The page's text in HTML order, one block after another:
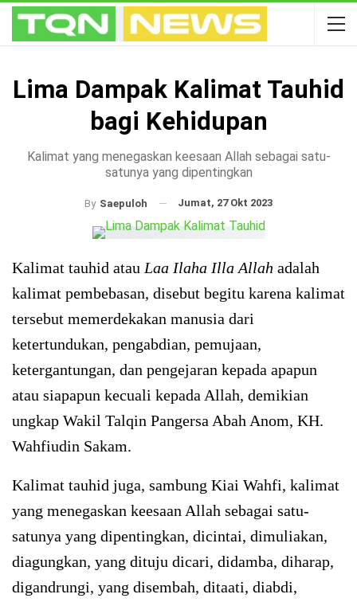
Lima Dampak Kalimat Tauhid
bagi Kehidupan
Kalimat yang menegaskan keesaan Allah sebagai satu-
satunya yang dipentingkan
By Saepuloh Jumat, 27 Okt 2023
Kalimat tauhid atau Laa Ilaha Illa Allah adalah
kalimat pembebasan, disebut begitu karena kalimat
tersebut memerdekakan manusia dari
ketertundukan, pengabdian, pemujaan,
ketergantungan, dan pengejaran kepada apapun
atau siapapun kecuali kepada Allah, demikian
ungkap Wakil Talqin Pangersa Abah Anom, KH.
Wahfiudin Sakam.
Kalimat tauhid juga, sambung Kiai Wahfi, kalimat
yang menegaskan keesaan Allah sebagai satu-
satunya yang dipentingkan, dicintai, dimuliakan,
diagungkan, yang dituju dicari, didamba, diharap,
digandrungi, yang disembah, ditaati, diabdi,